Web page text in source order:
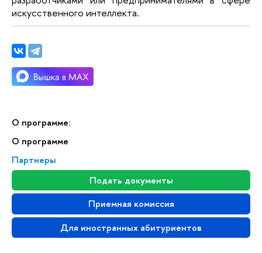
О программе:
О программе
Партнеры
Подать документы
Приемная комиссия
Для иностранных абитуриентов
искусственного интеллекта.